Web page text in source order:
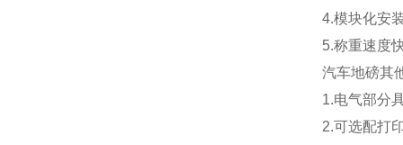
4.模块化安
5.称重速度
汽车地磅其
1.电气部分
2.可选配打